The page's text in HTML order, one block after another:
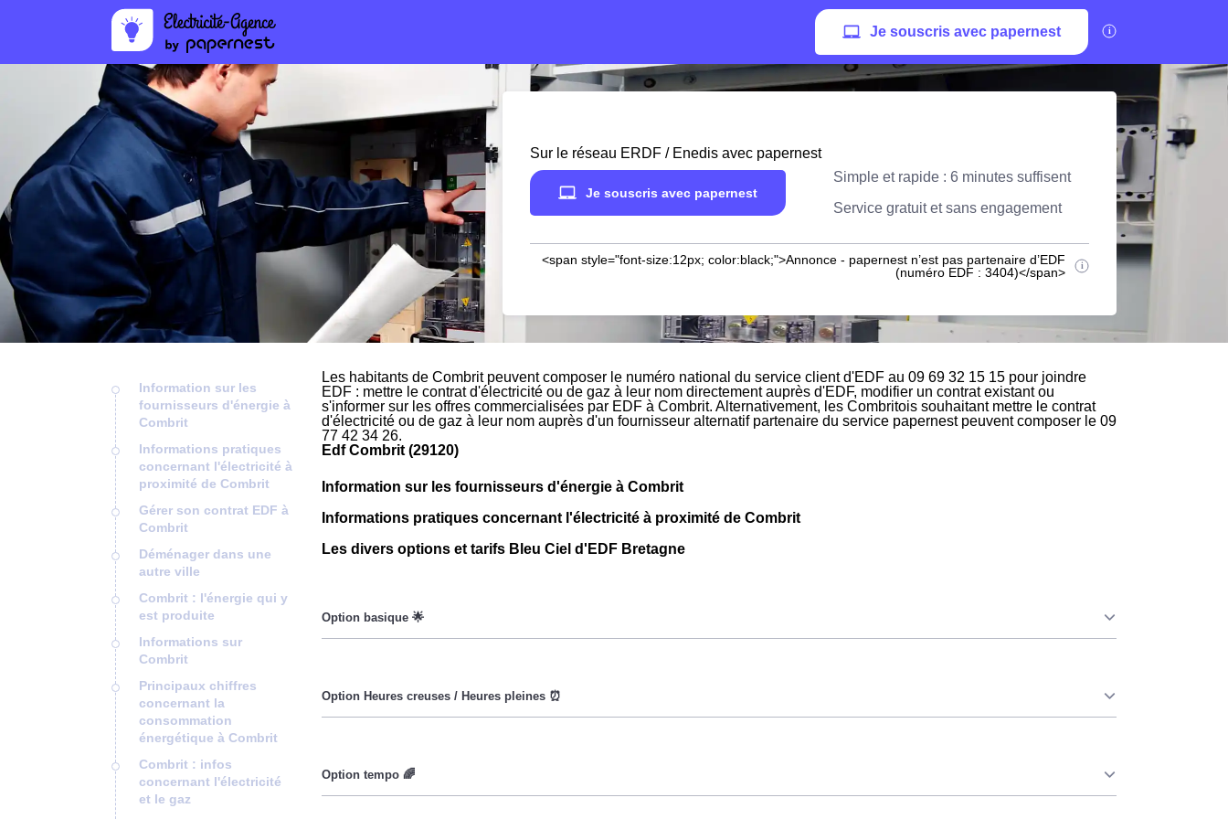
Je souscris avec papernest
Sur le réseau ERDF / Enedis avec papernest
Je souscris avec papernest
Simple et rapide : 6 minutes suffisent
Service gratuit et sans engagement
<span style="font-size:12px; color:black;">Annonce - papernest n’est pas partenaire d’EDF
(numéro EDF : 3404)</span>
Information sur les
fournisseurs d'énergie à
Combrit
Informations pratiques
concernant l'électricité à
proximité de Combrit
Gérer son contrat EDF à
Combrit
Déménager dans une
autre ville
Combrit : l'énergie qui y
est produite
Informations sur
Combrit
Principaux chiffres
concernant la
consommation
énergétique à Combrit
Combrit : infos
concernant l'électricité
et le gaz
Les habitants de Combrit peuvent composer le numéro national du service client d'EDF au 09 69 32 15 15 pour joindre
EDF : mettre le contrat d'électricité ou de gaz à leur nom directement auprès d'EDF, modifier un contrat existant ou
s'informer sur les offres commercialisées par EDF à Combrit. Alternativement, les Combritois souhaitant mettre le contrat
d'électricité ou de gaz à leur nom auprès d'un fournisseur alternatif partenaire du service papernest peuvent composer le 09
77 42 34 26.
Edf Combrit (29120)
Information sur les fournisseurs d'énergie à Combrit
Informations pratiques concernant l'électricité à proximité de Combrit
Les divers options et tarifs Bleu Ciel d'EDF Bretagne